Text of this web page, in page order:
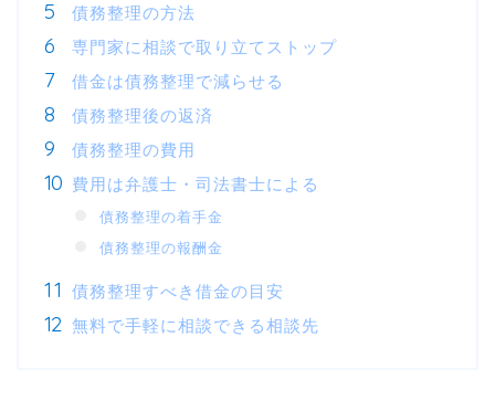
債務整理の方法
専門家に相談で取り立てストップ
借金は債務整理で減らせる
債務整理後の返済
債務整理の費用
費用は弁護士・司法書士による
債務整理の着手金
債務整理の報酬金
債務整理すべき借金の目安
無料で手軽に相談できる相談先